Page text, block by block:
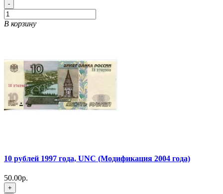
-
В корзину
10 рублей 1997 года, UNC (Модификация 2004 года)
50.00р.
+